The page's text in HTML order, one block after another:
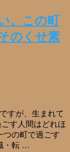
。この町
のくせ素
すが、生まれて
す人間はどれほ
つの町で過ごす
・転 …